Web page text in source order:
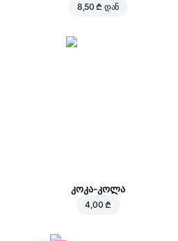
8,50 ₾ დან
კოკა-კოლა
4,00 ₾